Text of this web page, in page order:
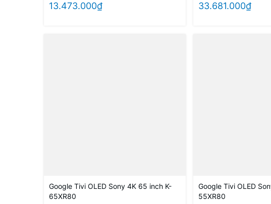
13.473.000₫ 33.681.000₫
Google Tivi OLED Sony 4K 65 inch K-
65XR80
Google Tivi OLED
55XR80